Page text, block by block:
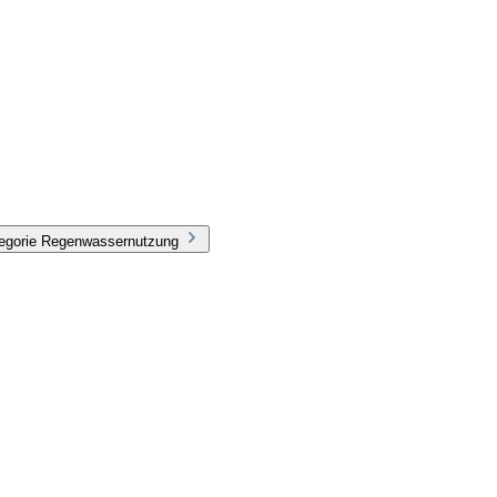
Regenwassernutzung